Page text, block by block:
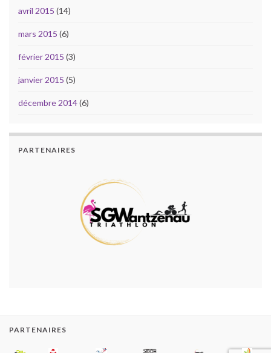
avril 2015 (14)
mars 2015 (6)
février 2015 (3)
janvier 2015 (5)
décembre 2014(6)
PARTENAIRES